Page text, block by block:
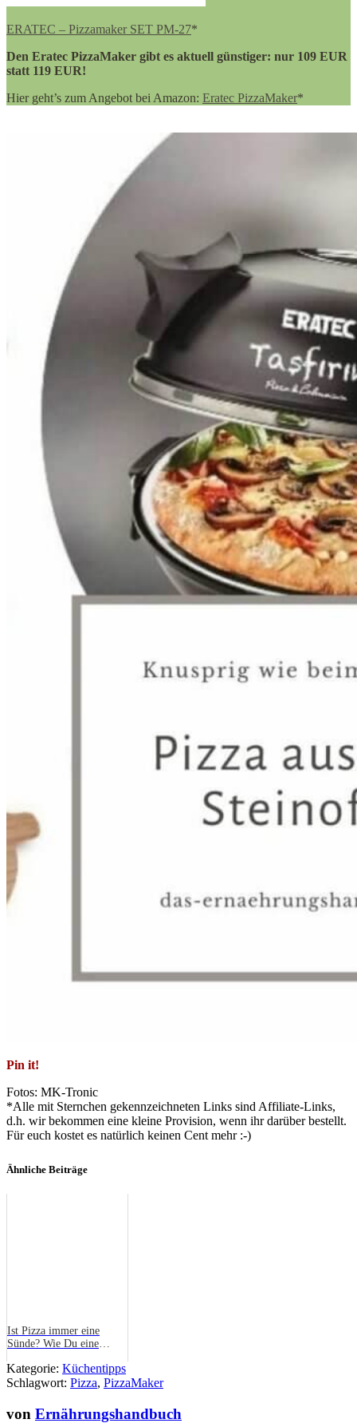
ERATEC – Pizzamaker SET PM-27*
Den Eratec PizzaMaker gibt es aktuell günstiger: nur 109 EUR
statt 119 EUR!
Hier geht’s zum Angebot bei Amazon: Eratec PizzaMaker*
Pin it!
Fotos: MK-Tronic
*Alle mit Sternchen gekennzeichneten Links sind Affiliate-Links,
d.h. wir bekommen eine kleine Provision, wenn ihr darüber bestellt.
Für euch kostet es natürlich keinen Cent mehr :-)
Ähnliche Beiträge
Ist Pizza immer eine
Sünde? Wie Du eine
zubereiten kannst
Kategorie: Küchentipps
Schlagwort: Pizza, PizzaMaker
von Ernährungshandbuch